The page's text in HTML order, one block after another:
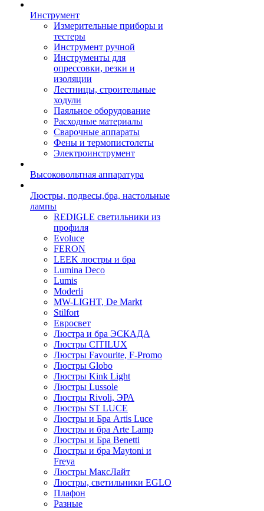
Инструмент
Измерительные приборы и
тестеры
Инструмент ручной
Инструменты для
опрессовки, резки и
изоляции
Лестницы, строительные
ходули
Паяльное оборудование
Расходные материалы
Сварочные аппараты
Фены и термопистолеты
Электроинструмент
Высоковольтная аппаратура
Люстры, подвесы,бра, настольные
лампы
REDIGLE светильники из
профиля
Evoluce
FERON
LEEK люстры и бра
Lumina Deco
Lumis
Moderli
MW-LIGHT, De Markt
Stilfort
Евросвет
Люстра и бра ЭСКАДА
Люстры CITILUX
Люстры Favourite, F-Promo
Люстры Globo
Люстры Kink Light
Люстры Lussole
Люстры Rivoli, ЭРА
Люстры ST LUCE
Люстры и Бра Artis Luce
Люстры и бра Arte Lamp
Люстры и Бра Benetti
Люстры и бра Maytoni и
Freya
Люстры МаксЛайт
Люстры, светильники EGLO
Плафон
Разные